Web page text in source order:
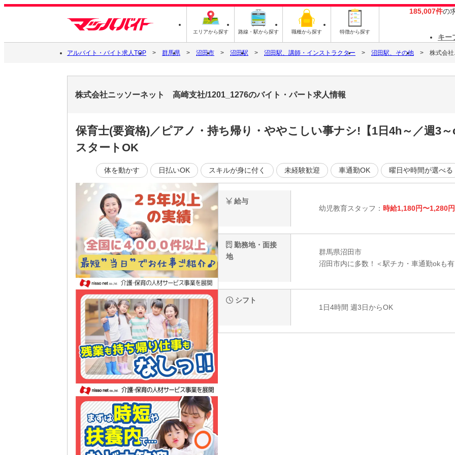
エリアから探す 路線・駅から探す 職種から探す 特徴から探す
185,007件の
キー
アルバイト・バイト求人TOP 群馬県 沼田市 沼田駅 沼田駅、講師・インストラクター 沼田駅、その他 株式会
株式会社ニッソーネット 高崎支社/1201_1276のバイト・パート求人情報
保育士(要資格)／ピアノ・持ち帰り・ややこしい事ナシ!【1日4h～／週3
スタートOK
体を動かす 日払いOK スキルが身に付く 未経験歓迎 車通勤OK 曜日や時間が選べる
給与
幼児教育スタッフ： 時給1,180円〜1,280円
勤務地・面接
地
群馬県沼田市
沼田市内に多数！＜駅チカ・車通勤okも
シフト
1日4時間 週3日からOK